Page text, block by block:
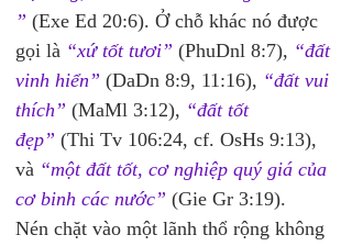
” (Exe Ed 20:6). Ở chỗ khác nó được
gọi là “xứ tốt tươi” (PhuDnl 8:7), “đất
vinh hiển” (DaDn 8:9, 11:16), “đất vui
thích” (MaMl 3:12), “đất tốt
đẹp” (Thi Tv 106:24, cf. OsHs 9:13),
và “một đất tốt, cơ nghiệp quý giá của
cơ binh các nước” (Gie Gr 3:19).
Nén chặt vào một lãnh thổ rộng không